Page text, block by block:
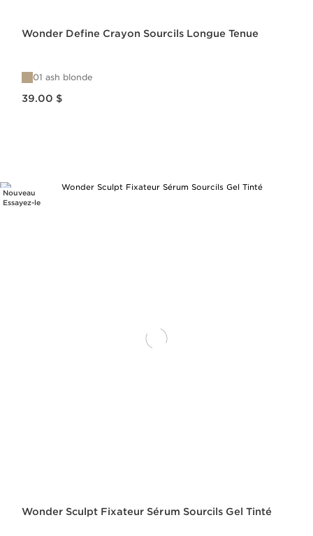
Wonder Define Crayon Sourcils Longue Tenue
01 ash blonde
39.00 $
Nouveau
Essayez-le
Wonder Sculpt Fixateur Sérum Sourcils Gel Tinté